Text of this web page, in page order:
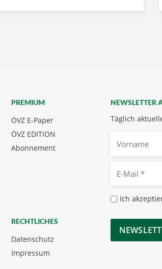
NEWSLETTER
Täglich
Mail
Ich
CAPTCHA
PREMIUM
ÖVZ E-Paper
Abonnement
ÖVZ EDITION
RECHTLICHES
Datenschutz
Impressum